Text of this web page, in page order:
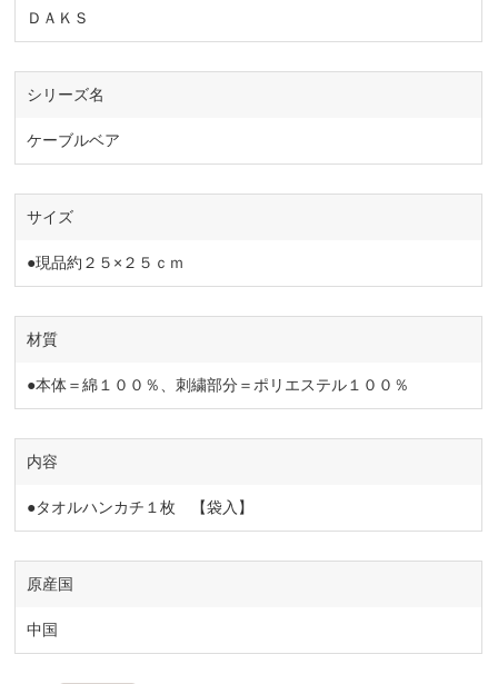
ＤＡＫＳ
シリーズ名
ケーブルベア
サイズ
●現品約２５×２５ｃｍ
材質
●本体＝綿１００％、刺繍部分＝ポリエステル１００％
内容
●タオルハンカチ１枚 【袋入】
原産国
中国